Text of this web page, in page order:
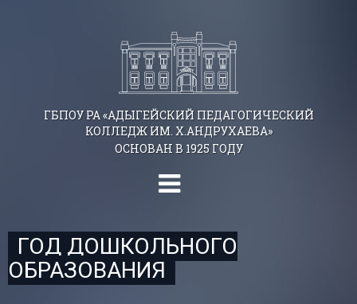
ГБПОУ РА «АДЫГЕЙСКИЙ ПЕДАГОГИЧЕСКИЙ
КОЛЛЕДЖ ИМ. Х.АНДРУХАЕВА»
ОСНОВАН В 1925 ГОДУ
ГОД ДОШКОЛЬНОГО
ОБРАЗОВАНИЯ